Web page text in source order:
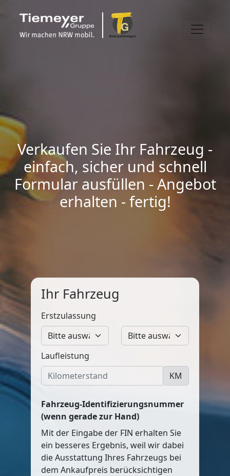
Verkaufen Sie Ihr Fahrzeug -
einfach, sicher und schnell
Formular ausfüllen - Angebot
erhalten - fertig!
Ihr Fahrzeug
Erstzulassung
Laufleistung
KM
Fahrzeug-Identifizierungsnummer
(wenn gerade zur Hand)
Mit der Eingabe der FIN erhalten Sie
ein besseres Ergebnis, weil wir dabei
die Ausstattung Ihres Fahrzeugs bei
dem Ankaufpreis berücksichtigen